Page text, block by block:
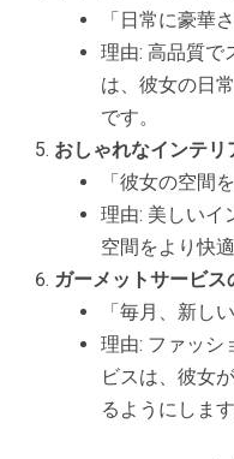
「日常に豪華
理由: 高品質で
は、彼女の日
です。
おしゃれなインテリ
「彼女の空間
理由: 美しいイ
空間をより快
ガーメットサービ
「毎月、新し
理由: ファッシ
ビスは、彼女
るようにします